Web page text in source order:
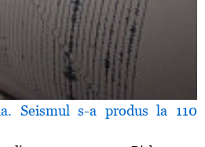
Seismul s-a produs la 110